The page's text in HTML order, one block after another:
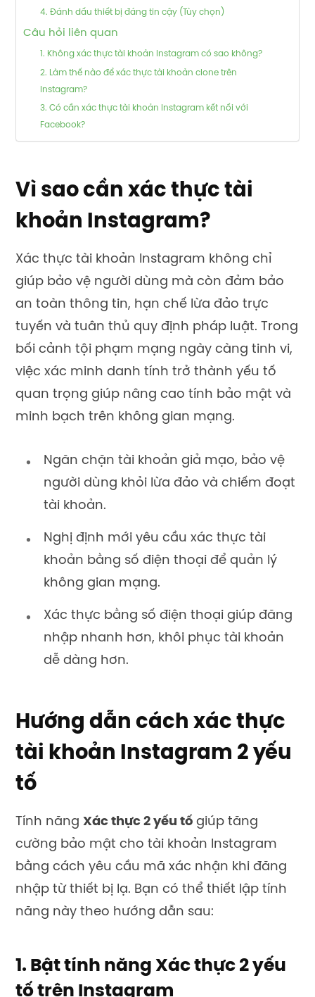
4. Đánh dấu thiết bị đáng tin cậy (Tùy chọn)
Câu hỏi liên quan
1. Không xác thực tài khoản Instagram có sao không?
2. Làm thế nào để xác thực tài khoản clone trên
Instagram?
3. Có cần xác thực tài khoản Instagram kết nối với
Facebook?
Vì sao cần xác thực tài
khoản Instagram?
Xác thực tài khoản Instagram không chỉ
giúp bảo vệ người dùng mà còn đảm bảo
an toàn thông tin, hạn chế lừa đảo trực
tuyến và tuân thủ quy định pháp luật. Trong
bối cảnh tội phạm mạng ngày càng tinh vi,
việc xác minh danh tính trở thành yếu tố
quan trọng giúp nâng cao tính bảo mật và
minh bạch trên không gian mạng.
Ngăn chặn tài khoản giả mạo, bảo vệ
người dùng khỏi lừa đảo và chiếm đoạt
tài khoản.
Nghị định mới yêu cầu xác thực tài
khoản bằng số điện thoại để quản lý
không gian mạng.
Xác thực bằng số điện thoại giúp đăng
nhập nhanh hơn, khôi phục tài khoản
dễ dàng hơn.
Hướng dẫn cách xác thực
tài khoản Instagram 2 yếu
tố
Tính năng Xác thực 2 yếu tố giúp tăng
cường bảo mật cho tài khoản Instagram
bằng cách yêu cầu mã xác nhận khi đăng
nhập từ thiết bị lạ. Bạn có thể thiết lập tính
năng này theo hướng dẫn sau:
1. Bật tính năng Xác thực 2 yếu
tố trên Instagram